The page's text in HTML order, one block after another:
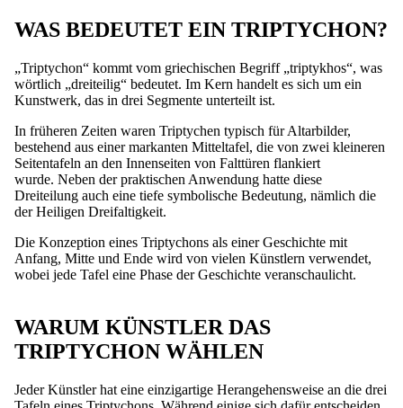
WAS BEDEUTET EIN TRIPTYCHON?
„Triptychon“ kommt vom griechischen Begriff „triptykhos“, was
wörtlich „dreiteilig“ bedeutet. Im Kern handelt es sich um ein
Kunstwerk, das in drei Segmente unterteilt ist.
In früheren Zeiten waren Triptychen typisch für Altarbilder,
bestehend aus einer markanten Mitteltafel, die von zwei kleineren
Seitentafeln an den Innenseiten von Falttüren flankiert
wurde. Neben der praktischen Anwendung hatte diese
Dreiteilung auch eine tiefe symbolische Bedeutung, nämlich die
der Heiligen Dreifaltigkeit.
Die Konzeption eines Triptychons als einer Geschichte mit
Anfang, Mitte und Ende wird von vielen Künstlern verwendet,
wobei jede Tafel eine Phase der Geschichte veranschaulicht.
WARUM KÜNSTLER DAS
TRIPTYCHON WÄHLEN
Jeder Künstler hat eine einzigartige Herangehensweise an die drei